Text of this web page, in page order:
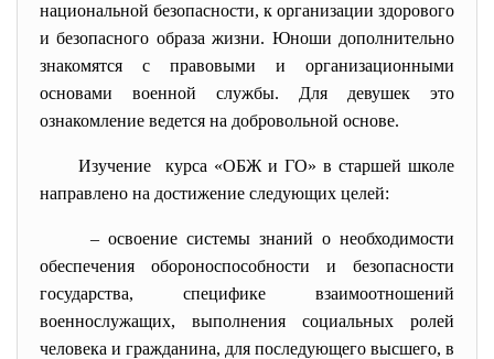
национальной безопасности, к организации здорового
и безопасного образа жизни. Юноши дополнительно
знакомятся с правовыми и организационными
основами военной службы. Для девушек это
ознакомление ведется на добровольной основе.
Изучение курса «ОБЖ и ГО» в старшей школе
направлено на достижение следующих целей:
– освоение системы знаний о необходимости
обеспечения обороноспособности и безопасности
государства, специфике взаимоотношений
военнослужащих, выполнения социальных ролей
человека и гражданина, для последующего высшего, в